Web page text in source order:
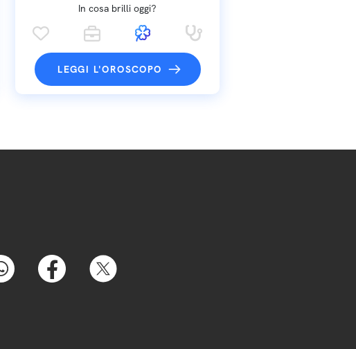
In cosa brilli oggi?
LEGGI L'OROSCOPO